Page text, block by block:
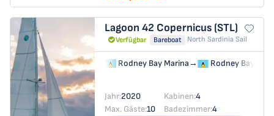
Lagoon 42 Copernicus (STL)
Verfügbar Bareboat North Sardinia Sail
Rodney Bay Marina→ Rodney Bay
Jahr:2020 Kabinen:4
Max. Gäste:10 Badezimmer:4